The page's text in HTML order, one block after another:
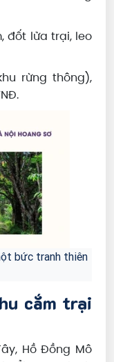
đốt lửa trại, leo
rừng thông),
bức tranh thiên
cắm trại
Hồ Đồng Mô